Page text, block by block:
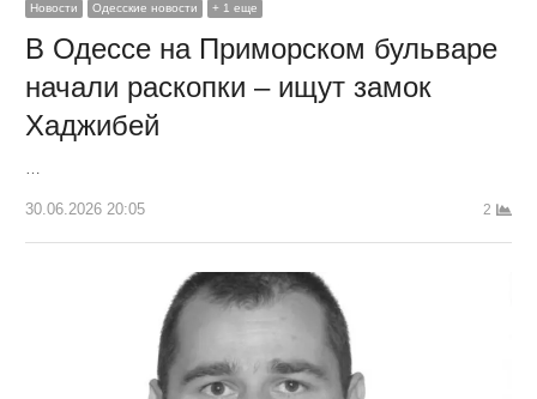
Новости Одесские новости + 1 еще
В Одессе на Приморском бульваре
начали раскопки – ищут замок
Хаджибей
…
30.06.2026 20:05 2